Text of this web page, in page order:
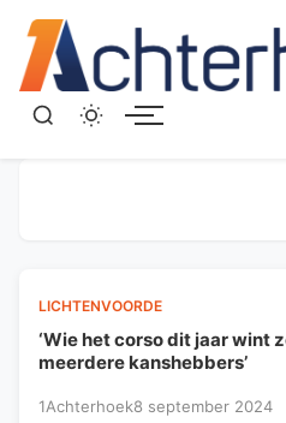
LICHTENVOORDE
‘Wie het corso dit jaar wint
meerdere kanshebbers’
1Achterhoek8 september 2024